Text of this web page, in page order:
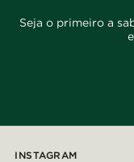
Seja o primeiro a
INSTAGRAM